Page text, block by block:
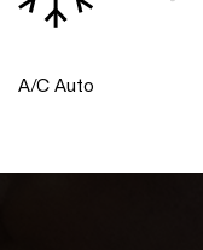
A/C Auto